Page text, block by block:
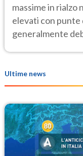
massime in rialzo
elevati con punte
generalmente
Ultime news